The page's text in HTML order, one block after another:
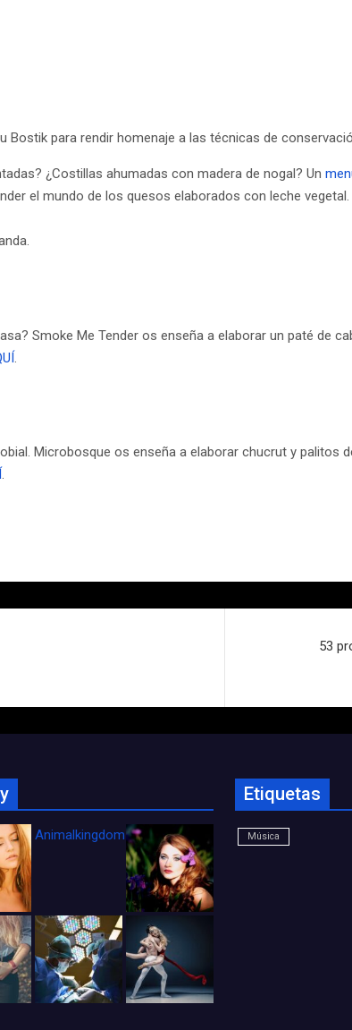
Bostik para rendir homenaje a las técnicas de
¿Costillas ahumadas con madera de nogal? Un
el mundo de los quesos elaborados con leche vegetal.
Smoke Me Tender os enseña a elaborar un paté de
.
Microbosque os enseña a elaborar chucrut y
.
53
Animalkingdom_FichaCine
Etiquetas
Música